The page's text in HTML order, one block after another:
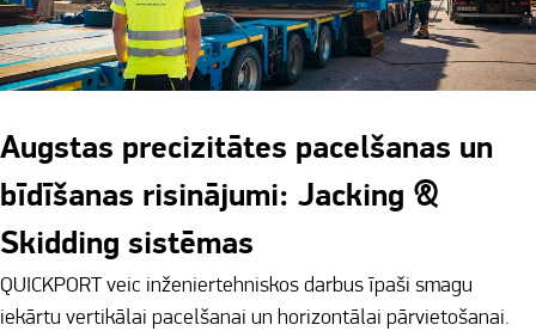
Augstas precizitātes pacelšanas un
bīdīšanas risinājumi: Jacking &
Skidding sistēmas
QUICKPORT veic inženiertehniskos darbus īpaši smagu
iekārtu vertikālai pacelšanai un horizontālai pārvietošanai.